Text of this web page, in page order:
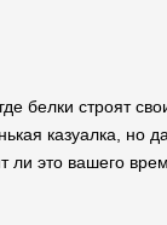
белки строят
казуалка, но
ли это вашего